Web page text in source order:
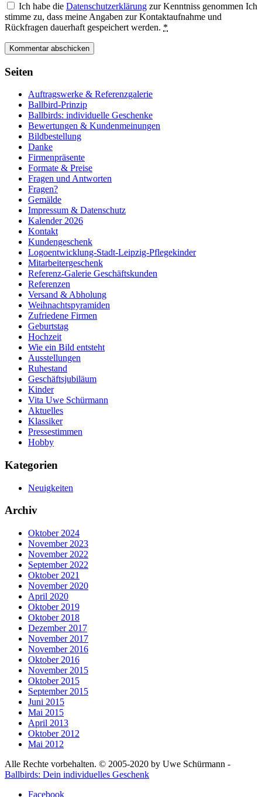
Ich habe die Datenschutzerklärung zur Kenntniss genommen Ich
stimme zu, dass meine Angaben zur Kontaktaufnahme und
Rückfragen dauerhaft gespeichert werden. *
Seiten
Auftragswerke & Referenzgalerie
Ballbird-Prinzip
Ballbirds: individuelle Geschenke
Bewertungen & Kundenmeinungen
Bildbestellung
Danke
Firmenpräsente
Formate & Preise
Fragen und Antworten
Fragen?
Gemälde
Impressum & Datenschutz
Kalender 2026
Kontakt
Kundengeschenk
Logoentwicklung-Stadt-Leipzig-Pflegekinder
Mitarbeitergeschenk
Referenz-Galerie Geschäftskunden
Referenzen
Versand & Abholung
Weihnachtspyramiden
Zufriedene Firmen
Geburtstag
Hochzeit
Wie ein Bild entsteht
Ausstellungen
Ruhestand
Geschäftsjubiläum
Kinder
Vita Uwe Schürmann
Aktuelles
Klassiker
Pressestimmen
Hobby
Kategorien
Neuigkeiten
Archiv
Oktober 2024
November 2023
November 2022
September 2022
Oktober 2021
November 2020
April 2020
Oktober 2019
Oktober 2018
Dezember 2017
November 2017
November 2016
Oktober 2016
November 2015
Oktober 2015
September 2015
Juni 2015
Mai 2015
April 2013
Oktober 2012
Mai 2012
Alle Rechte vorbehalten. © 2005-2020 by Uwe Schürmann -
Ballbirds: Dein individuelles Geschenk
Facebook